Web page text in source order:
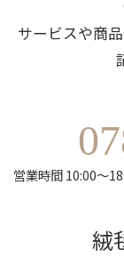
サービスや商
営業時間 10:00～
絨